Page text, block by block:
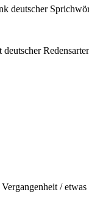
deutscher
/